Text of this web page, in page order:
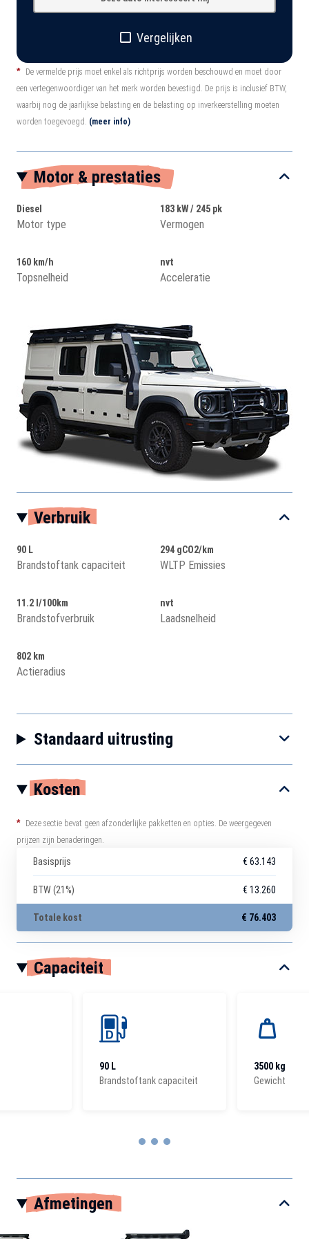
Vergelijken
*
De vermelde prijs moet enkel als richtprijs worden beschouwd en moet door
een vertegenwoordiger van het merk worden bevestigd. De prijs is inclusief BTW,
waarbij nog de jaarlijkse belasting en de belasting op inverkeerstelling moeten
worden toegevoegd. (meer info)
Motor & prestaties
Diesel
Motor type
183 kW / 245 pk
Vermogen
160 km/h
Topsnelheid
nvt
Acceleratie
Verbruik
90 L
Brandstoftank capaciteit
294 gCO2/km
WLTP Emissies
11.2 l/100km
Brandstofverbruik
nvt
Laadsnelheid
802 km
Actieradius
Standaard uitrusting
Kosten
*
Deze sectie bevat geen afzonderlijke pakketten en opties. De weergegeven
prijzen zijn benaderingen.
Basisprijs € 63.143
BTW (21%) € 13.260
Totale kost € 76.403
Capaciteit
90 L
Brandstoftank capaciteit
3500 kg
Gewicht
Afmetingen